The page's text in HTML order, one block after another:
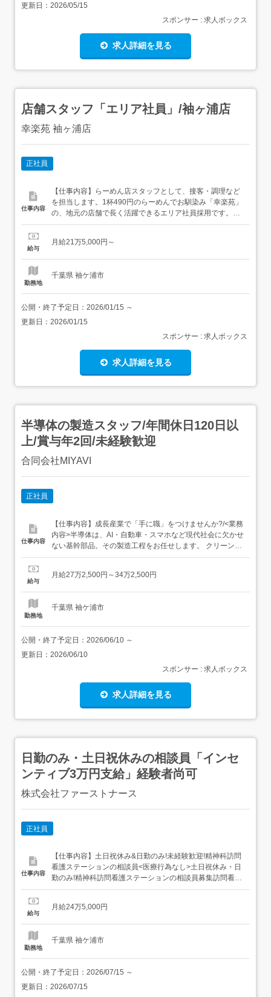
更新日： 2026/05/15
スポンサー : 求人ボックス
求人詳細を見る
店舗スタッフ「エリア社員」/袖ヶ浦店
幸楽苑 袖ヶ浦店
正社員
仕事内容
【仕事内容】らーめん店スタッフとして、接客・調理など
を担当します。1杯490円のらーめんでお馴染み「幸楽苑」
の、地元の店舗で長く活躍できるエリア社員採用です。<
具体的には> お客様の案内・オーダー・配膳・会計 キッチ
好きな街で長期安定>勤務地を特定の地域に限定した、転
給与
月給21万5,000円～
勤務地
千葉県 袖ケ浦市
公開・終了予定日： 2026/01/15 ～
更新日： 2026/01/15
スポンサー : 求人ボックス
求人詳細を見る
半導体の製造スタッフ/年間休日120日以
上/賞与年2回/未経験歓迎
合同会社MIYAVI
正社員
仕事内容
【仕事内容】成長産業で「手に職」をつけませんか?/<業務
内容>半導体は、AI・自動車・スマホなど現代社会に欠かせ
ない基幹部品。その製造工程をお任せします。 クリーンル
ーム内での装置オペレーション ウエハ加工・成膜・洗浄な
知時の一次対応・報告 5S活動による作業環境の維持<働く
給与
月給27万2,500円～34万2,500円
勤務地
千葉県 袖ケ浦市
公開・終了予定日： 2026/06/10 ～
更新日： 2026/06/10
スポンサー : 求人ボックス
求人詳細を見る
日勤のみ・土日祝休みの相談員「インセ
ンティブ3万円支給」経験者尚可
株式会社ファーストナース
正社員
仕事内容
【仕事内容】土日祝休み&日勤のみ!未経験歓迎!精神科訪問
看護ステーションの相談員<医療行為なし>土日祝休み・日
勤のみ!精神科訪問看護ステーションの相談員募集訪問看護
師が看護業務に専念できるようサポートするポジションで
夜勤、オンコールなし・業績に応じたインセンティブあ
給与
月給24万5,000円
勤務地
千葉県 袖ケ浦市
公開・終了予定日： 2026/07/15 ～
更新日： 2026/07/15